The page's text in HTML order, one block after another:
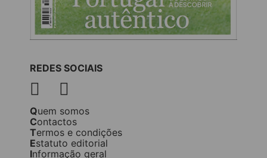
REDES SOCIAIS
Quem somos
Contactos
Termos e condições
Estatuto editorial
Informação geral